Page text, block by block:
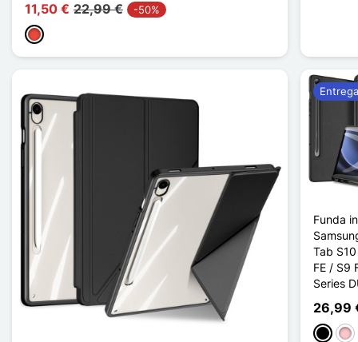
11,50 € 22,99 € -50%
Rojo
Funda
Tab
FE / S9
Series
26,99
Negro